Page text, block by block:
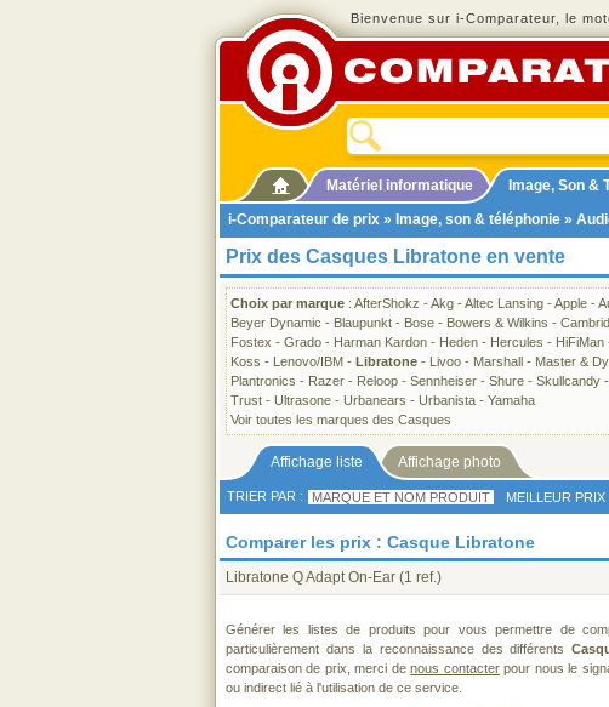
Bienvenue sur i-Comparateur, le
Matériel informatique Image, Son &
i-Comparateur de prix » Image, son & téléphonie »
Prix des Casques Libratone en vente
Choix par marque : AfterShokz -Akg -Altec Lansing -Apple -
Beyer Dynamic - Blaupunkt - Bose - Bowers & Wilkins -
Fostex - Grado - Harman Kardon - Heden - Hercules - HiFiMan
Koss - Lenovo/IBM - Libratone - Livoo - Marshall - Master &
Plantronics - Razer - Reloop - Sennheiser - Shure - Skullcandy -
Trust - Ultrasone - Urbanears - Urbanista - Yamaha
Voir toutes les marques des Casques
Affichage liste Affichage photo
TRIER PAR : MARQUE ET NOM PRODUIT MEILLEUR PRIX
Comparer les prix : Casque Libratone
Libratone Q Adapt On-Ear (1 ref.)
Générer les listes de produits pour vous permettre de
particulièrement dans la reconnaissance des différents
comparaison de prix, merci denous contacterpour nous le
ou indirect lié à l'utilisation de ce service.